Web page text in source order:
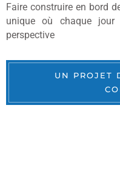
Faire construire en bord
unique où chaque jour
perspective
UN PROJET